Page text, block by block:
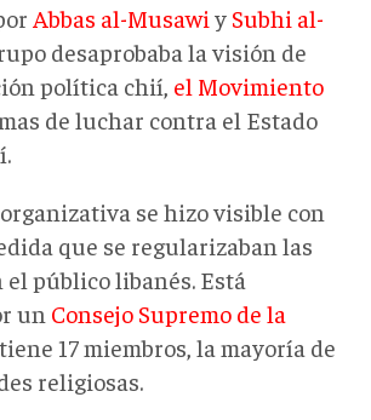
Abbas al-Musawi y Subhi al-
desaprobaba la visión de
política chií, el Movimiento
de luchar contra el Estado
se hizo visible con
que se regularizaban las
público libanés. Está
un Consejo Supremo de la
tiene 17 miembros, la mayoría de
religiosas.